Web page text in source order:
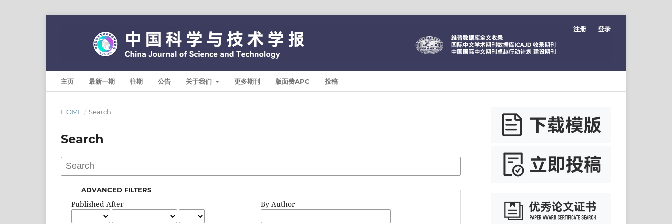
主页 最新一期 往期 公告 关于我们 更多期刊 版面费APC 投稿
注册 登录
HOME / Search
Search
ADVANCED FILTERS
Published After By Author